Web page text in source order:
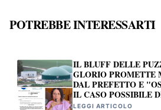
POTREBBE INTERESSARTI
IL BLUFF DELLE
GLORIO PROMETTE
DAL PREFETTO E
IL CASO POSSIBILE
LEGGI ARTICOLO